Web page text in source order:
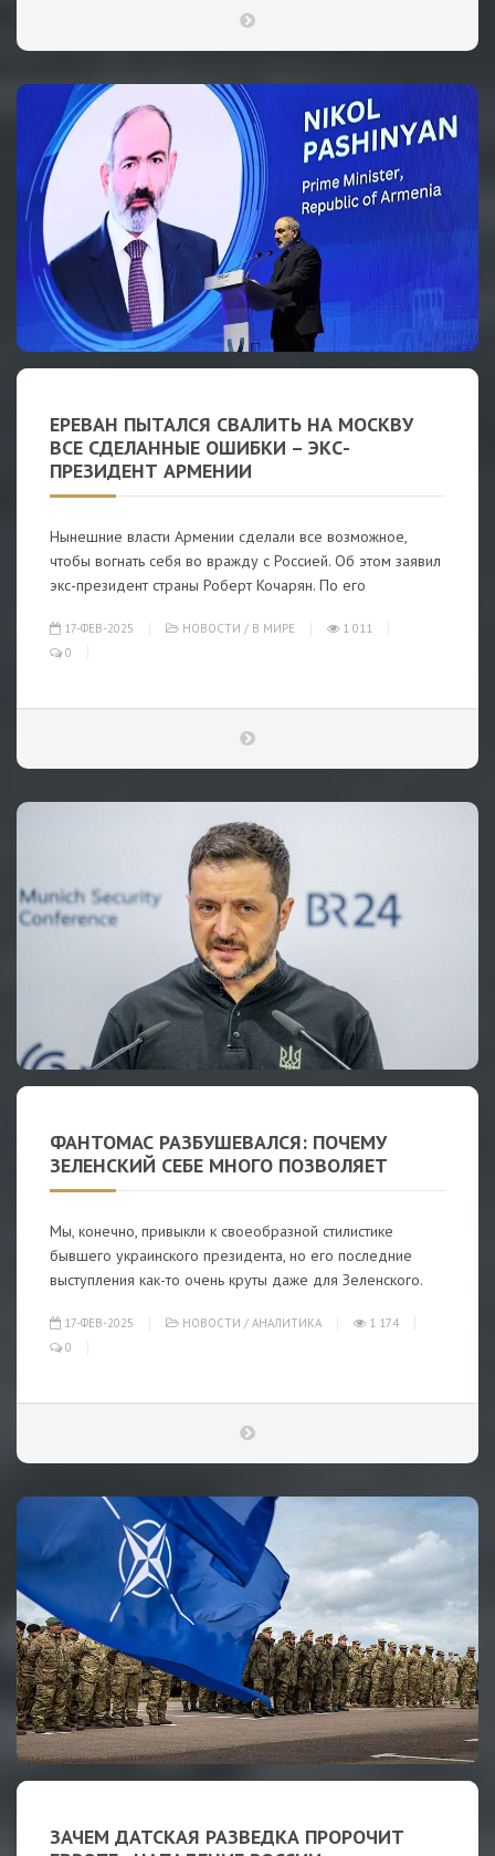
ЕРЕВАН ПЫТАЛСЯ СВАЛИТЬ НА МОСКВУ
ВСЕ СДЕЛАННЫЕ ОШИБКИ – ЭКС-
ПРЕЗИДЕНТ АРМЕНИИ
Нынешние власти Армении сделали все возможное,
чтобы вогнать себя во вражду с Россией. Об этом заявил
экс-президент страны Роберт Кочарян. По его
17-ФЕВ-2025 НОВОСТИ / В МИРЕ
1 011
0
ФАНТОМАС РАЗБУШЕВАЛСЯ: ПОЧЕМУ
ЗЕЛЕНСКИЙ СЕБЕ МНОГО ПОЗВОЛЯЕТ
Мы, конечно, привыкли к своеобразной стилистике
бывшего украинского президента, но его последние
выступления как-то очень круты даже для Зеленского.
17-ФЕВ-2025 НОВОСТИ / АНАЛИТИКА
1 174
0
ЗАЧЕМ ДАТСКАЯ РАЗВЕДКА ПРОРОЧИТ